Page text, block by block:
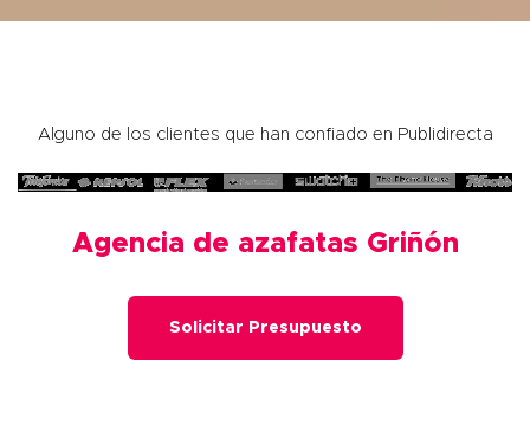
Alguno de los clientes que han confiado en Publidirecta
Agencia de azafatas Griñón
Solicitar Presupuesto